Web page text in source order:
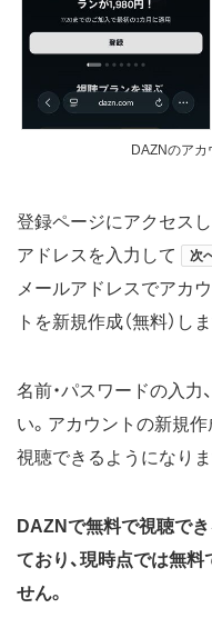
DAZNのア
登録ページにアクセスし
アドレスを入力して
次
メールアドレスでアカ
トを新規作成（無料）しま
名前・パスワードの入力
い。アカウントの新規
視聴できるようになりま
DAZNで無料で視聴で
ており、現時点では無
せん。